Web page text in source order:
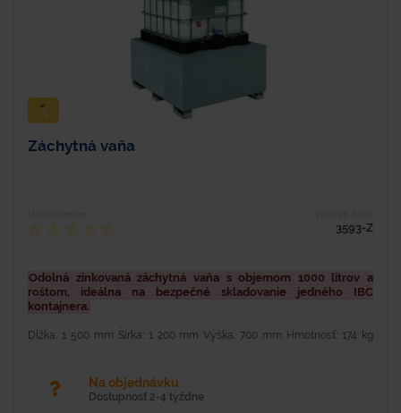
Záchytná vaňa
3593-Z
Odolná zinkovaná záchytná vaňa s objemom 1000 litrov a
roštom, ideálna na bezpečné skladovanie jedného IBC
kontajnera.
Dĺžka: 1 500 mm Šírka: 1 200 mm Výška: 700 mm Hmotnosť: 174 kg
Na objednávku
Dostupnosť 2-4 týždne